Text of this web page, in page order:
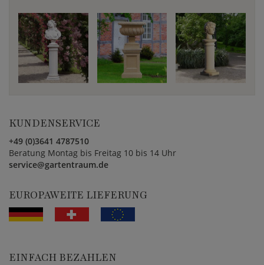
KUNDENSERVICE
+49 (0)3641 4787510
Beratung Montag bis Freitag 10 bis 14 Uhr
service@gartentraum.de
EUROPAWEITE LIEFERUNG
EINFACH BEZAHLEN